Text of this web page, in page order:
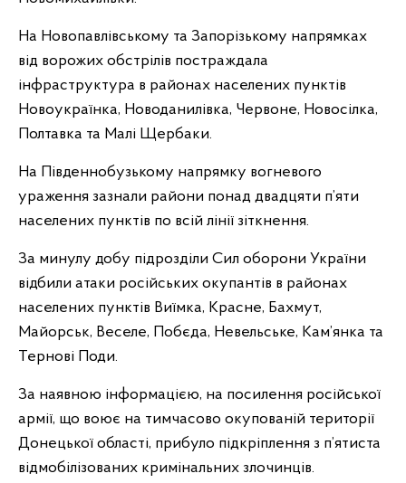
На Новопавлівському та Запорізькому напрямках
від ворожих обстрілів постраждала
інфраструктура в районах населених пунктів
Новоукраїнка, Новоданилівка, Червоне, Новосілка,
Полтавка та Малі Щербаки.
На Південнобузькому напрямку вогневого
ураження зазнали райони понад двадцяти п’яти
населених пунктів по всій лінії зіткнення.
За минулу добу підрозділи Сил оборони України
відбили атаки російських окупантів в районах
населених пунктів Виїмка, Красне, Бахмут,
Майорськ, Веселе, Побєда, Невельське, Кам’янка та
Тернові Поди.
За наявною інформацією, на посилення російської
армії, що воює на тимчасово окупованій території
Донецької області, прибуло підкріплення з п’ятиста
відмобілізованих кримінальних злочинців.